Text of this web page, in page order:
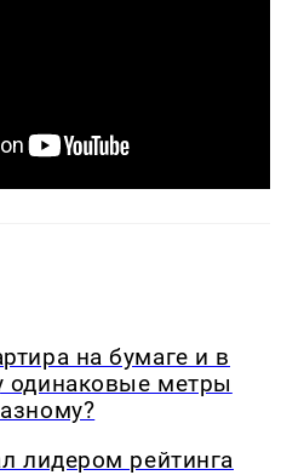
на бумаге и в
одинаковые метры
лидером рейтинга